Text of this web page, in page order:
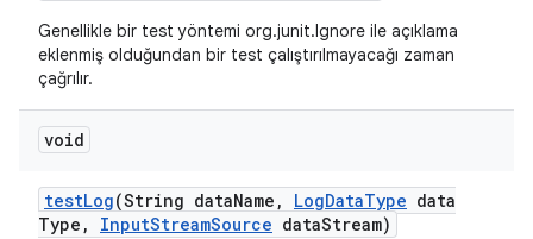
Genellikle bir test yöntemi org.junit.Ignore ile açıklama
eklenmiş olduğundan bir test çalıştırılmayacağı zaman
çağrılır.
void
testLog(String dataName , LogDataType data
Type , InputStreamSource dataStream)